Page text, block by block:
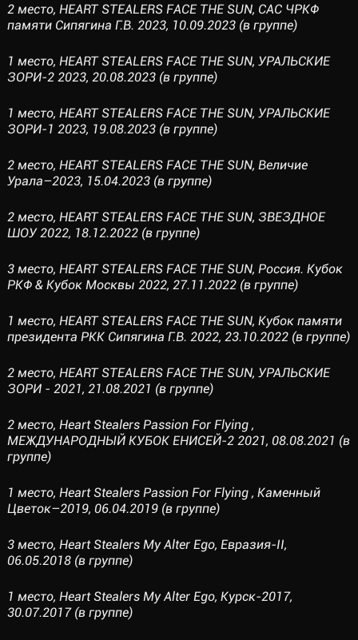
2 место, HEART STEALERS FACE THE SUN, САС ЧРКФ
памяти Сипягина Г.В. 2023, 10.09.2023 (в группе)
1 место, HEART STEALERS FACE THE SUN, УРАЛЬСКИЕ
ЗОРИ-2 2023, 20.08.2023 (в группе)
1 место, HEART STEALERS FACE THE SUN, УРАЛЬСКИЕ
ЗОРИ-1 2023, 19.08.2023 (в группе)
2 место, HEART STEALERS FACE THE SUN, Величие
Урала–2023, 15.04.2023 (в группе)
2 место, HEART STEALERS FACE THE SUN, ЗВЕЗДНОЕ
ШОУ 2022, 18.12.2022 (в группе)
3 место, HEART STEALERS FACE THE SUN, Россия. Кубок
РКФ & Кубок Москвы 2022, 27.11.2022 (в группе)
1 место, HEART STEALERS FACE THE SUN, Кубок памяти
президента РКК Сипягина Г.В. 2022, 23.10.2022 (в группе)
2 место, HEART STEALERS FACE THE SUN, УРАЛЬСКИЕ
ЗОРИ - 2021, 21.08.2021 (в группе)
2 место, Heart Stealers Passion For Flying ,
МЕЖДУНАРОДНЫЙ КУБОК ЕНИСЕЙ-2 2021, 08.08.2021 (в
группе)
1 место, Heart Stealers Passion For Flying , Каменный
Цветок–2019, 06.04.2019 (в группе)
3 место, Heart Stealers My Alter Ego, Евразия-II,
06.05.2018 (в группе)
1 место, Heart Stealers My Alter Ego, Курск-2017,
30.07.2017 (в группе)